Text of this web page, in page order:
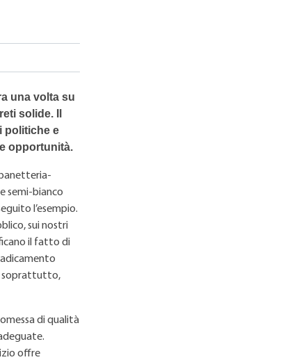
una volta su
solide. Il
politiche e
opportunità.
semi-bianco
l’esempio.
sui nostri
il fatto di
soprattutto,
di qualità
offre